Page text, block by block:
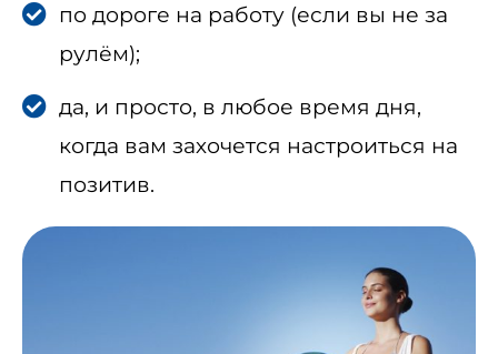
по дороге на работу (если вы не за
рулём);
да, и просто, в любое время дня,
когда вам захочется настроиться на
позитив.